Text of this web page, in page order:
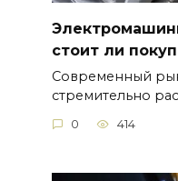
стоит ли
Современный
стремительно
0 414